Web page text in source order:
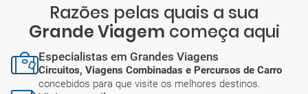
Razões pelas quais a sua
Grande Viagem começa aqui
Especialistas em Grandes Viagens
Circuitos, Viagens Combinadas e Percursos de Carro
concebidos para que visite os melhores destinos.